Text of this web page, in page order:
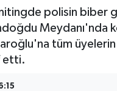
polisin biber
Meydanı'nda
tüm üyelerin
etti.
Haberleri